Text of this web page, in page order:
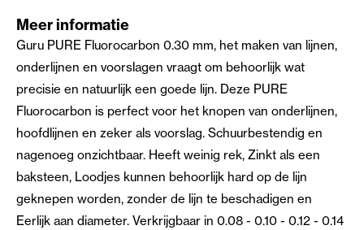
Meer informatie
Guru PURE Fluorocarbon 0.30 mm, het maken van lijnen,
onderlijnen en voorslagen vraagt om behoorlijk wat
precisie en natuurlijk een goede lijn. Deze PURE
Fluorocarbon is perfect voor het knopen van onderlijnen,
hoofdlijnen en zeker als voorslag. Schuurbestendig en
nagenoeg onzichtbaar. Heeft weinig rek, Zinkt als een
baksteen, Loodjes kunnen behoorlijk hard op de lijn
geknepen worden, zonder de lijn te beschadigen en
Eerlijk aan diameter. Verkrijgbaar in 0.08 - 0.10 - 0.12 - 0.14